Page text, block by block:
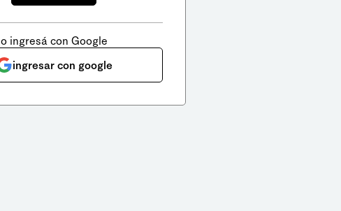
o ingresá con Google
ingresar con google